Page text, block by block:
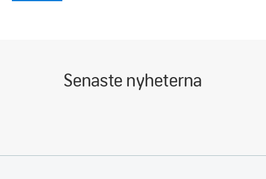
Senaste nyheterna